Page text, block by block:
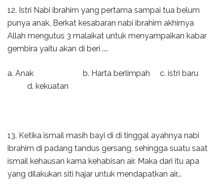
12. Istri Nabi ibrahim yang pertama sampai tua belum
punya anak, Berkat kesabaran nabi ibrahim akhirnya
Allah mengutus 3 malaikat untuk menyampaikan kabar
gembira yaitu akan di beri ....
a. Anak b. Harta berlimpah c. istri baru
d. kekuatan
13. Ketika ismail masih bayi di di tinggal ayahnya nabi
ibrahim di padang tandus gersang, sehingga suatu saat
ismail kehausan karna kehabisan air. Maka dari itu apa
yang dilakukan siti hajar untuk mendapatkan air...